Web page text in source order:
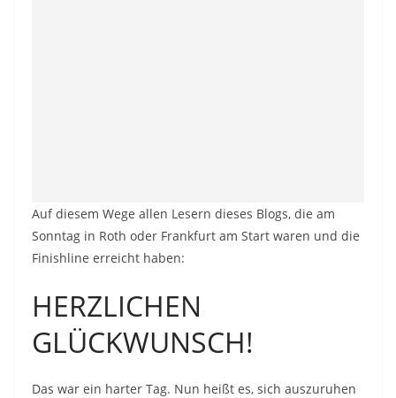
Auf diesem Wege allen Lesern dieses Blogs, die am
Sonntag in Roth oder Frankfurt am Start waren und die
Finishline erreicht haben:
HERZLICHEN
GLÜCKWUNSCH!
Das war ein harter Tag. Nun heißt es, sich auszuruhen